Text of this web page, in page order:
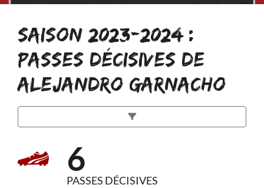
SAISON 2023-2024 :
PASSES DÉCISIVES DE
ALEJANDRO GARNACHO
6
PASSES DÉCISIVES